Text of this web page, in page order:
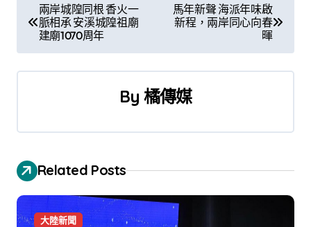
章
導
兩岸城隍同根 香火一
脈相承 安溪城隍祖廟
建廟1070周年
馬年新聲 海派年味啟
新程，兩岸同心向春
暉
By 橘傳媒
Related Posts
大陸新聞